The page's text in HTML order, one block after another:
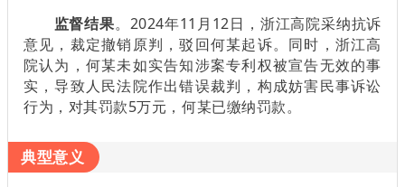
监督结果。2024年11月12日，浙江高院采纳抗诉
意见，裁定撤销原判，驳回何某起诉。同时，浙江高
院认为，何某未如实告知涉案专利权被宣告无效的事
实，导致人民法院作出错误裁判，构成妨害民事诉讼
行为，对其罚款5万元，何某已缴纳罚款。
典型意义